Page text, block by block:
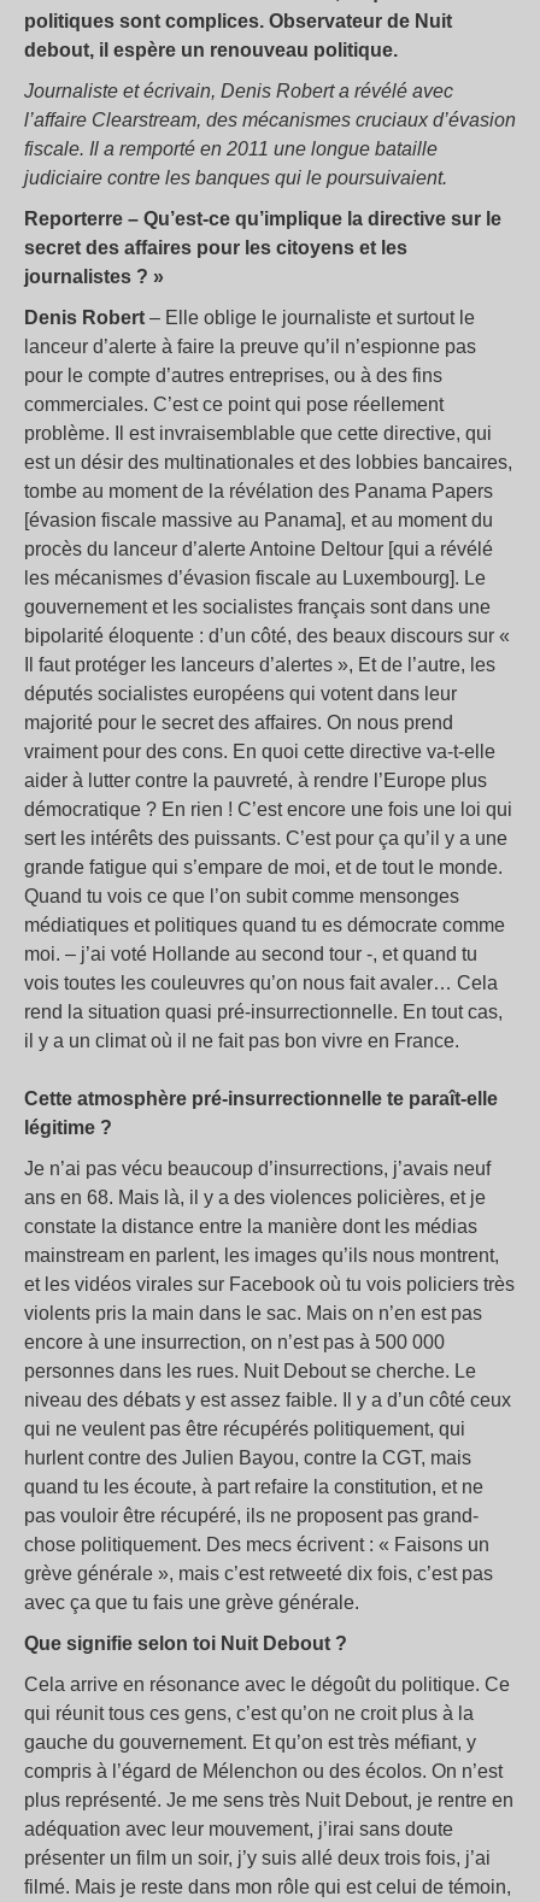
politiques sont complices. Observateur de Nuit
debout, il espère un renouveau politique.
Journaliste et écrivain, Denis Robert a révélé avec
l’affaire Clearstream, des mécanismes cruciaux d’évasion
fiscale. Il a remporté en 2011 une longue bataille
judiciaire contre les banques qui le poursuivaient.
Reporterre – Qu’est-ce qu’implique la directive sur le
secret des affaires pour les citoyens et les
journalistes ? »
Denis Robert – Elle oblige le journaliste et surtout le
lanceur d’alerte à faire la preuve qu’il n’espionne pas
pour le compte d’autres entreprises, ou à des fins
commerciales. C’est ce point qui pose réellement
problème. Il est invraisemblable que cette directive, qui
est un désir des multinationales et des lobbies bancaires,
tombe au moment de la révélation des Panama Papers
[évasion fiscale massive au Panama], et au moment du
procès du lanceur d’alerte Antoine Deltour [qui a révélé
les mécanismes d’évasion fiscale au Luxembourg]. Le
gouvernement et les socialistes français sont dans une
bipolarité éloquente : d’un côté, des beaux discours sur «
Il faut protéger les lanceurs d’alertes », Et de l’autre, les
députés socialistes européens qui votent dans leur
majorité pour le secret des affaires. On nous prend
vraiment pour des cons. En quoi cette directive va-t-elle
aider à lutter contre la pauvreté, à rendre l’Europe plus
démocratique ? En rien ! C’est encore une fois une loi qui
sert les intérêts des puissants. C’est pour ça qu’il y a une
grande fatigue qui s’empare de moi, et de tout le monde.
Quand tu vois ce que l’on subit comme mensonges
médiatiques et politiques quand tu es démocrate comme
moi. – j’ai voté Hollande au second tour -, et quand tu
vois toutes les couleuvres qu’on nous fait avaler… Cela
rend la situation quasi pré-insurrectionnelle. En tout cas,
il y a un climat où il ne fait pas bon vivre en France.
Cette atmosphère pré-insurrectionnelle te paraît-elle
légitime ?
Je n’ai pas vécu beaucoup d’insurrections, j’avais neuf
ans en 68. Mais là, il y a des violences policières, et je
constate la distance entre la manière dont les médias
mainstream en parlent, les images qu’ils nous montrent,
et les vidéos virales sur Facebook où tu vois policiers très
violents pris la main dans le sac. Mais on n’en est pas
encore à une insurrection, on n’est pas à 500 000
personnes dans les rues. Nuit Debout se cherche. Le
niveau des débats y est assez faible. Il y a d’un côté ceux
qui ne veulent pas être récupérés politiquement, qui
hurlent contre des Julien Bayou, contre la CGT, mais
quand tu les écoute, à part refaire la constitution, et ne
pas vouloir être récupéré, ils ne proposent pas grand-
chose politiquement. Des mecs écrivent : « Faisons un
grève générale », mais c’est retweeté dix fois, c’est pas
avec ça que tu fais une grève générale.
Que signifie selon toi Nuit Debout ?
Cela arrive en résonance avec le dégoût du politique. Ce
qui réunit tous ces gens, c’est qu’on ne croit plus à la
gauche du gouvernement. Et qu’on est très méfiant, y
compris à l’égard de Mélenchon ou des écolos. On n’est
plus représenté. Je me sens très Nuit Debout, je rentre en
adéquation avec leur mouvement, j’irai sans doute
présenter un film un soir, j’y suis allé deux trois fois, j’ai
filmé. Mais je reste dans mon rôle qui est celui de témoin,